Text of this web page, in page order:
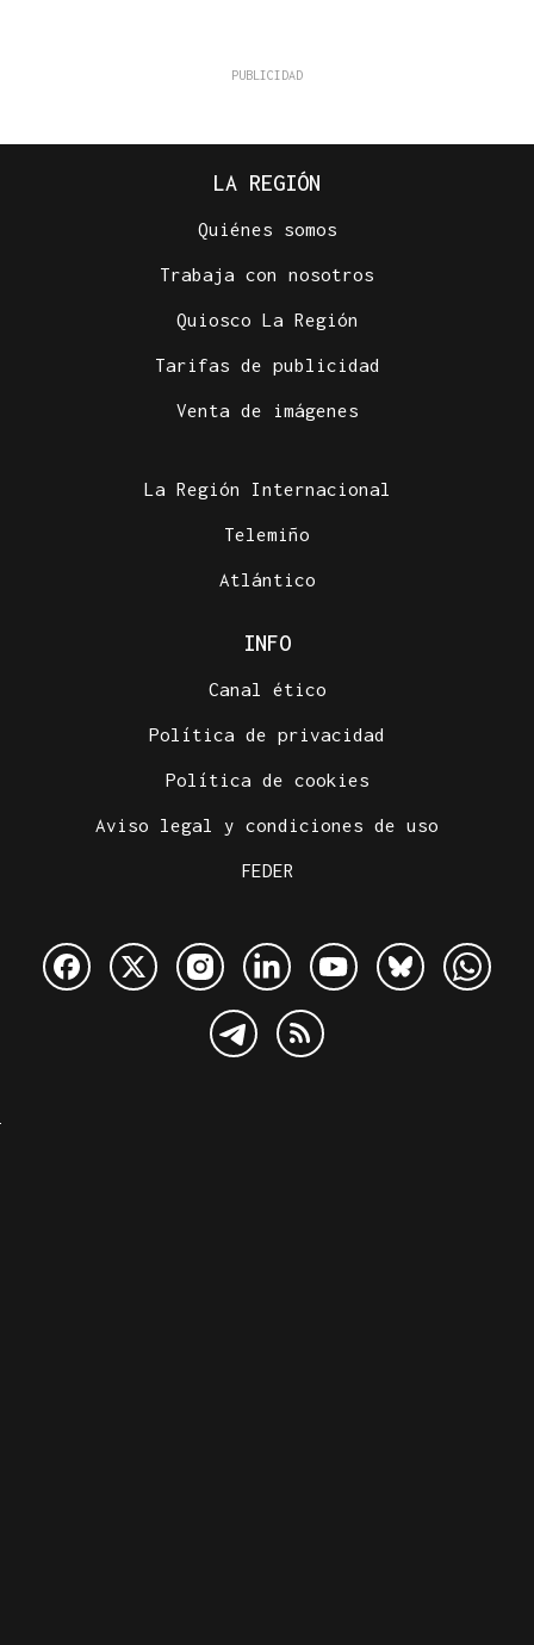
LA REGIÓN
Quiénes somos
Trabaja con nosotros
Quiosco La Región
Tarifas de publicidad
Venta de imágenes
La Región Internacional
Telemiño
Atlántico
INFO
Canal ético
Política de privacidad
Política de cookies
Aviso legal y condiciones de uso
FEDER